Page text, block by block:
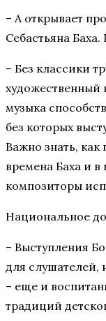
– А открывает
Себастьяна Баха.
– Без классики
художественный
музыка
без которых
Важно знать, как
времена Баха и в
композиторы
Национальное
– Выступления
для слушателей,
– еще и
традиций